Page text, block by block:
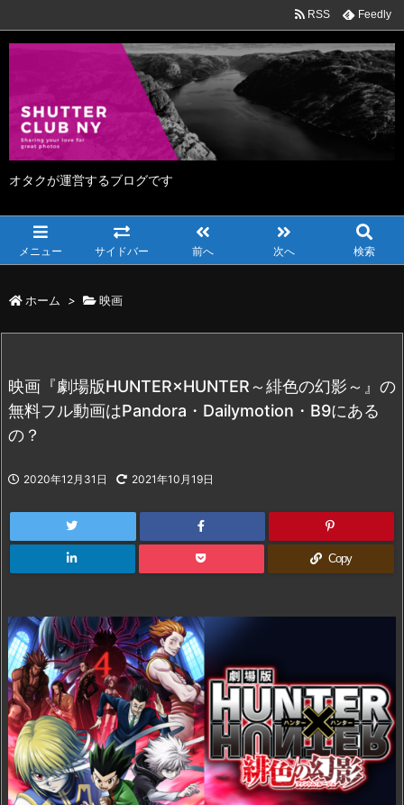
オタクが運営するブログです
メニュー サイドバー 前へ 次へ 検索
RSS Feedly
ホーム > 映画
映画『劇場版HUNTER×HUNTER～緋色の幻影～』の
無料フル動画はPandora・Dailymotion・B9にある
の？
2020年12月31日 2021年10月19日
Copy